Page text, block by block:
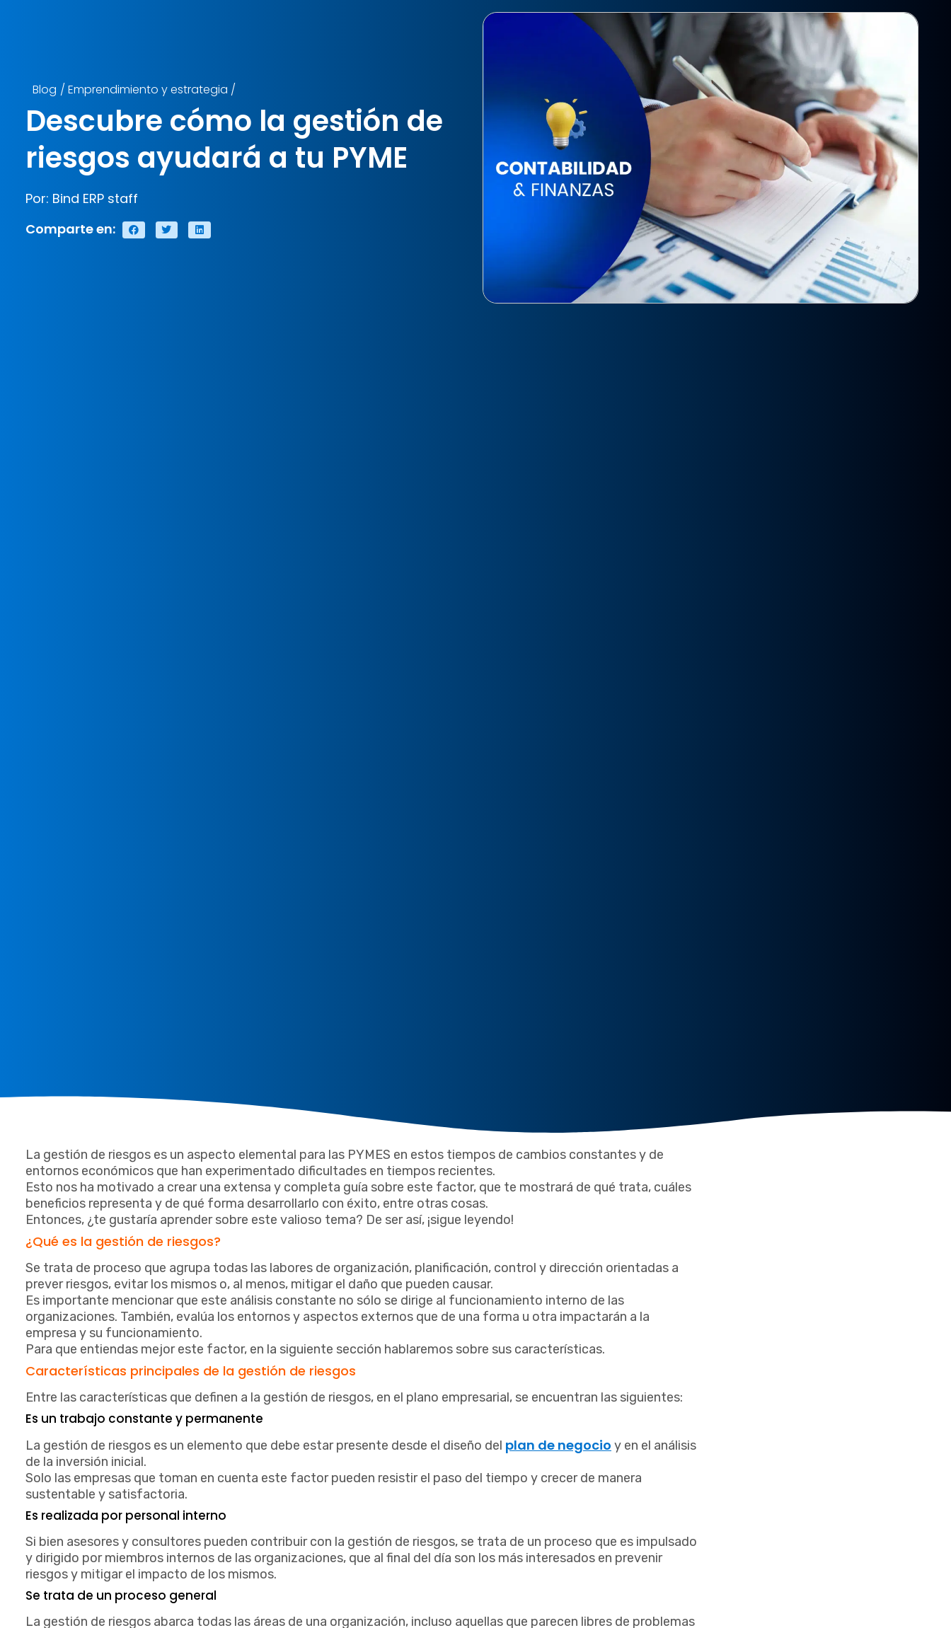
Blog / Emprendimiento y estrategia /
Descubre cómo la gestión de
riesgos ayudará a tu PYME
Por: Bind ERP staff
Comparte en:
La gestión de riesgos es un aspecto elemental para las PYMES en estos tiempos de cambios constantes y de
entornos económicos que han experimentado dificultades en tiempos recientes.
Esto nos ha motivado a crear una extensa y completa guía sobre este factor, que te mostrará de qué trata, cuáles
beneficios representa y de qué forma desarrollarlo con éxito, entre otras cosas.
Entonces, ¿te gustaría aprender sobre este valioso tema? De ser así, ¡sigue leyendo!
¿Qué es la gestión de riesgos?
Se trata de proceso que agrupa todas las labores de organización, planificación, control y dirección orientadas a
prever riesgos, evitar los mismos o, al menos, mitigar el daño que pueden causar.
Es importante mencionar que este análisis constante no sólo se dirige al funcionamiento interno de las
organizaciones. También, evalúa los entornos y aspectos externos que de una forma u otra impactarán a la
empresa y su funcionamiento.
Para que entiendas mejor este factor, en la siguiente sección hablaremos sobre sus características.
Características principales de la gestión de riesgos
Entre las características que definen a la gestión de riesgos, en el plano empresarial, se encuentran las siguientes:
Es un trabajo constante y permanente
La gestión de riesgos es un elemento que debe estar presente desde el diseño del plan de negocio y en el análisis
de la inversión inicial.
Solo las empresas que toman en cuenta este factor pueden resistir el paso del tiempo y crecer de manera
sustentable y satisfactoria.
Es realizada por personal interno
Si bien asesores y consultores pueden contribuir con la gestión de riesgos, se trata de un proceso que es impulsado
y dirigido por miembros internos de las organizaciones, que al final del día son los más interesados en prevenir
riesgos y mitigar el impacto de los mismos.
Se trata de un proceso general
La gestión de riesgos abarca todas las áreas de una organización, incluso aquellas que parecen libres de problemas